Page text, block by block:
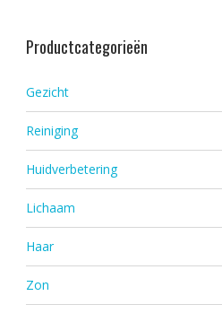
Productcategorieën
Gezicht
Reiniging
Huidverbetering
Lichaam
Haar
Zon